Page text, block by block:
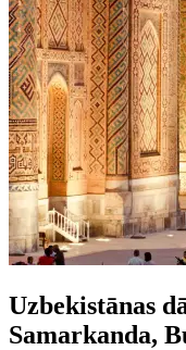
Uzbekistānas
Samarkanda,